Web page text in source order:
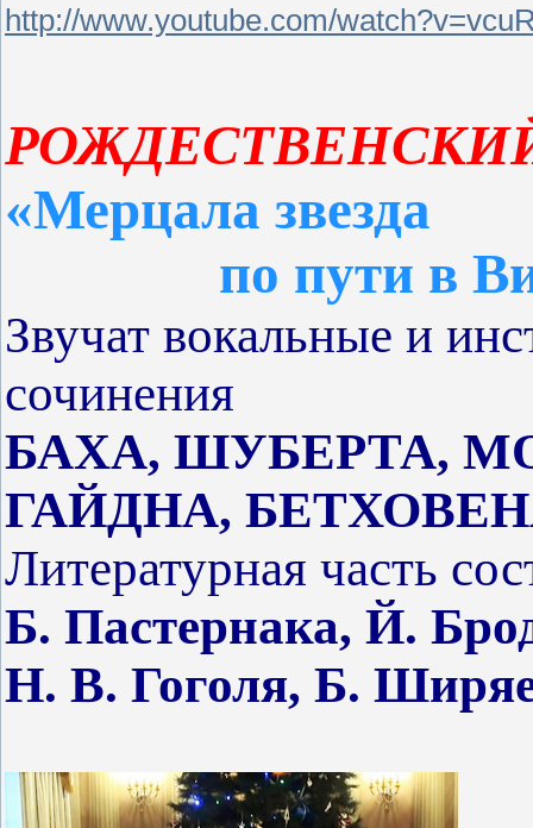
http://www.youtube.com/
«Мерцала звезда
по пути в
Звучат вокальные и
сочинения
БАХА, ШУБЕРТА,
ГАЙДНА,
Литературная часть
Б. Пастернака, Й.
Н. В. Гоголя, Б.